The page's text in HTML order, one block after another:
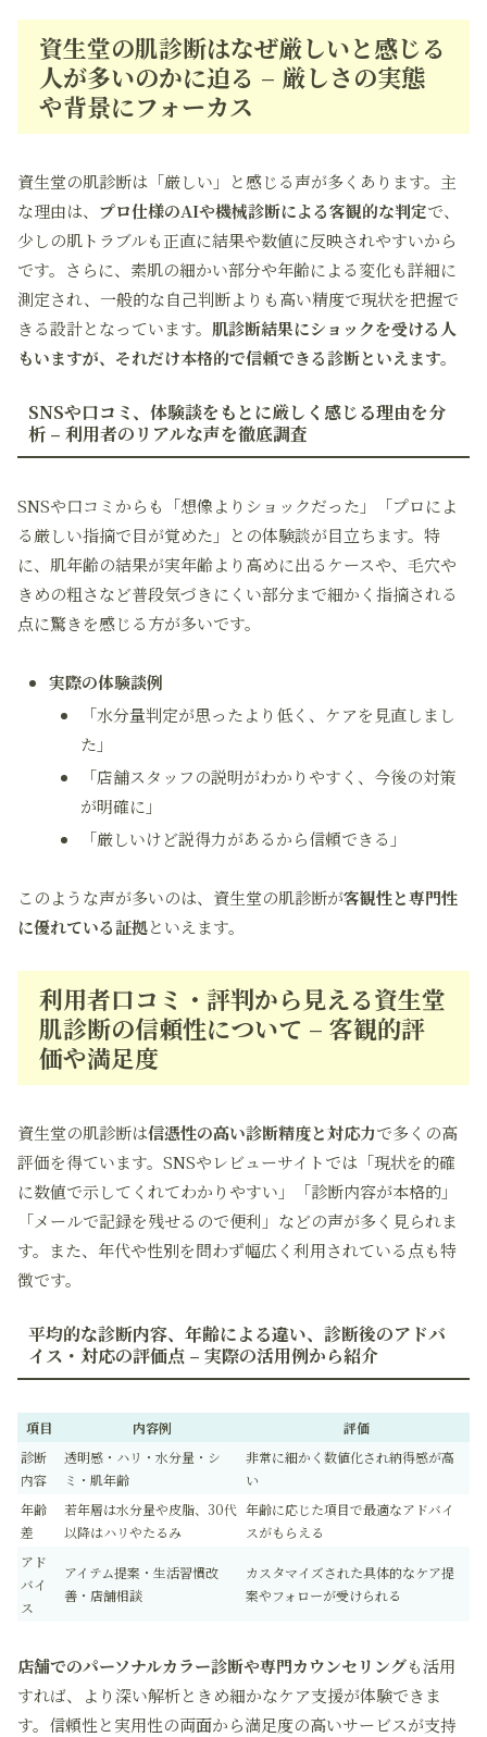
資生堂の肌診断はなぜ厳しいと感じる
人が多いのかに迫る – 厳しさの実態
や背景にフォーカス
資生堂の肌診断は「厳しい」と感じる声が多くあります。主
な理由は、 プロ仕様のAIや機械診断による客観的な判定で、
少しの肌トラブルも正直に結果や数値に反映されやすいから
です。さらに、素肌の細かい部分や年齢による変化も詳細に
測定され、一般的な自己判断よりも高い精度で現状を把握で
きる設計となっています。 肌診断結果にショックを受ける人
もいますが、それだけ本格的で信頼できる診断といえます。
SNSや口コミ、体験談をもとに厳しく感じる理由を分
析 – 利用者のリアルな声を徹底調査
SNSや口コミからも「想像よりショックだった」「プロによ
る厳しい指摘で目が覚めた」との体験談が目立ちます。特
に、肌年齢の結果が実年齢より高めに出るケースや、毛穴や
きめの粗さなど普段気づきにくい部分まで細かく指摘される
点に驚きを感じる方が多いです。
実際の体験談例
「水分量判定が思ったより低く、ケアを見直しまし
た」
「店舗スタッフの説明がわかりやすく、今後の対策
が明確に」
「厳しいけど説得力があるから信頼できる」
このような声が多いのは、資生堂の肌診断が客観性と専門性
に優れている証拠といえます。
利用者口コミ・評判から見える資生堂
肌診断の信頼性について – 客観的評
価や満足度
資生堂の肌診断は信憑性の高い診断精度と対応力で多くの高
評価を得ています。SNSやレビューサイトでは「現状を的確
に数値で示してくれてわかりやすい」「診断内容が本格的」
「メールで記録を残せるので便利」などの声が多く見られま
す。また、年代や性別を問わず幅広く利用されている点も特
徴です。
平均的な診断内容、年齢による違い、診断後のアドバ
イス・対応の評価点 – 実際の活用例から紹介
項目 内容例
評価
診断
内容
透明感・ハリ・水分量・シ
ミ・肌年齢
非常に細かく数値化され納得感が高
い
年齢
差
若年層は水分量や皮脂、30代
以降はハリやたるみ
年齢に応じた項目で最適なアドバイ
スがもらえる
アド
バイ
ス
アイテム提案・生活習慣改
善・店舗相談
カスタマイズされた具体的なケア提
案やフォローが受けられる
店舗でのパーソナルカラー診断や専門カウンセリングも活用
すれば、より深い解析ときめ細かなケア支援が体験できま
す。信頼性と実用性の両面から満足度の高いサービスが支持